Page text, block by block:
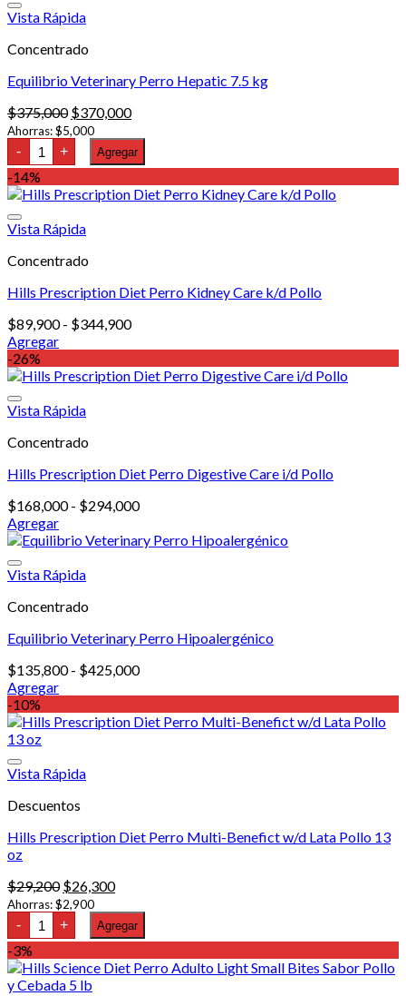
Vista Rápida
Concentrado
Equilibrio Veterinary Perro Hepatic 7.5 kg
$375,000 El
precio
original
era:
$370,000El
actual
es:
Ahorras:$5,000
- Equilibrio
Veterinary
Perro
Hepatic
7.5
cantidad
+ Agregar
-14%
Vista Rápida
Concentrado
Hills Prescription Diet Perro Kidney Care k/d Pollo
$89,900 - $344,900Rango
desde
Agregar
Este
producto
tiene
múltiples
Las
se
pueden
elegir
en
la
página
de
producto
-26%
Vista Rápida
Concentrado
Hills Prescription Diet Perro Digestive Care i/d Pollo
$168,000 - $294,000Rango
precios:
Agregar
Este
producto
tiene
variantes.
opciones
se
pueden
elegir
en
la
página
de
producto
Vista Rápida
Concentrado
Equilibrio Veterinary Perro Hipoalergénico
$135,800 - $425,000Rango
desde
Agregar
Este
producto
tiene
múltiples
variantes.
opciones
pueden
elegir
en
la
página
de
producto
-10%
Vista Rápida
Descuentos
Hills Prescription Diet Perro Multi-Benefict w/d Lata Pollo 13
oz
$29,200 El
precio
original
era:
$26,300El
actual
es:
Ahorras:$2,900
- Hills
Prescription
Diet
Perro
Multi-
Benefict
+ Agregar
-3%